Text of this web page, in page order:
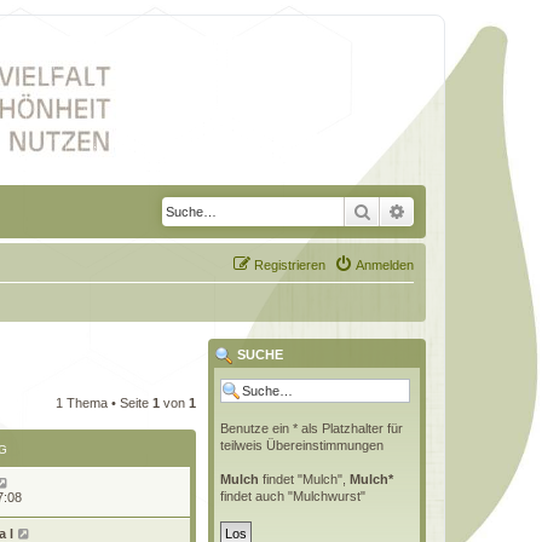
Suche Erweiterte Suche
Anmelden
Registrieren
1 Thema • Seite 1 von 1
l
SUCHE
Benutze ein * als Platzhalter für
teilweis Übereinstimmungen
Mulch findet "Mulch", Mulch*
findet auch "Mulchwurst"